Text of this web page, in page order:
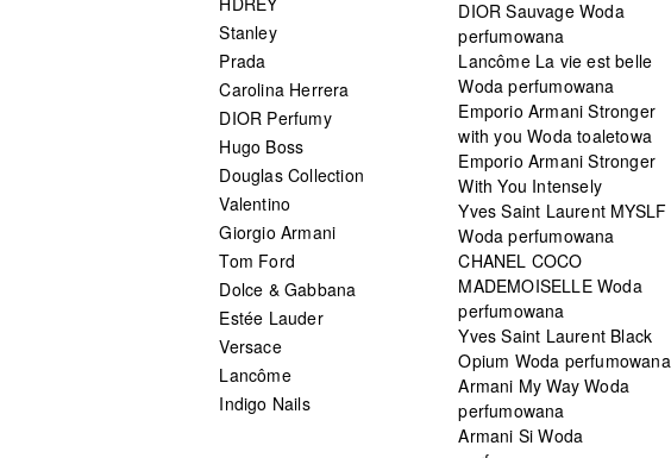
Stanley
Prada
Carolina Herrera
DIOR Perfumy
Hugo Boss
Douglas Collection
Valentino
Giorgio Armani
Tom Ford
Dolce & Gabbana
Estée Lauder
Versace
Lancôme
Indigo Nails
DIOR Sauvage Woda
perfumowana
Lancôme La vie est belle
Woda perfumowana
Emporio Armani Stronger
with you Woda toaletowa
Emporio Armani Stronger
With You Intensely
Yves Saint Laurent MYSLF
Woda perfumowana
CHANEL COCO
MADEMOISELLE Woda
perfumowana
Yves Saint Laurent Black
Opium Woda perfumowana
Armani My Way Woda
perfumowana
Armani Si Woda